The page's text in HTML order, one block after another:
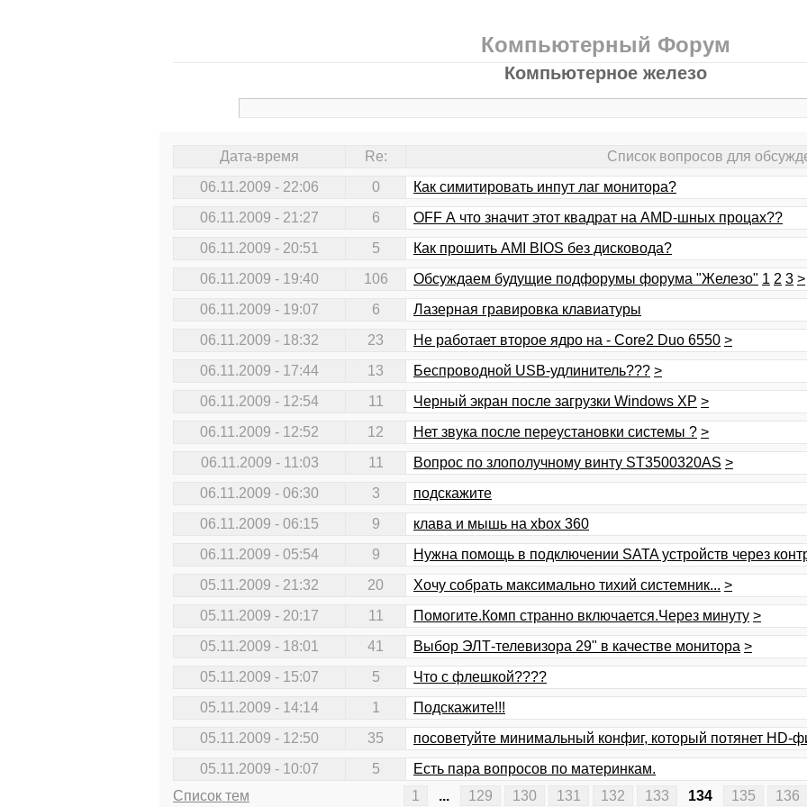
Компьютерный Форум
Компьютерное железо
Дата-время Re:
Список вопросов для
06.11.2009 - 22:06
0
Как симитировать инпут лаг монитора?
06.11.2009 - 21:27
6
OFF А что значит этот квадрат на AMD-шных процах??
06.11.2009 - 20:51
5
Как прошить AMI BIOS без дисковода?
06.11.2009 - 19:40
106 Обсуждаем будущие подфорумы форума "Железо" 1 2 3 >
06.11.2009 - 19:07
6
Лазерная гравировка клавиатуры
06.11.2009 - 18:32
23 Не работает второе ядро на - Core2 Duo 6550 >
06.11.2009 - 17:44
13 Беспроводной USB-удлинитель??? >
06.11.2009 - 12:54
11 Черный экран после загрузки Windows XP >
06.11.2009 - 12:52
12 Нет звука после переустановки системы ? >
06.11.2009 - 11:03
11 Вопрос по злополучному винту ST3500320AS >
06.11.2009 - 06:30
3
подскажите
06.11.2009 - 06:15
9
клава и мышь на xbox 360
06.11.2009 - 05:54
9
Нужна помощь в подключении SATA устройств через
05.11.2009 - 21:32
20 Хочу собрать максимально тихий системник... >
05.11.2009 - 20:17
11 Помогите.Комп странно включается.Через минуту >
05.11.2009 - 18:01
41 Выбор ЭЛТ-телевизора 29" в качестве монитора >
05.11.2009 - 15:07
5
Что с флешкой????
05.11.2009 - 14:14
1
Подскажите!!!
05.11.2009 - 12:50
35 посоветуйте минимальный конфиг, который потянет HD-
05.11.2009 - 10:07
5
Есть пара вопросов по материнкам.
Список тем
1 ... 129 130 131 132 133 134 135 136